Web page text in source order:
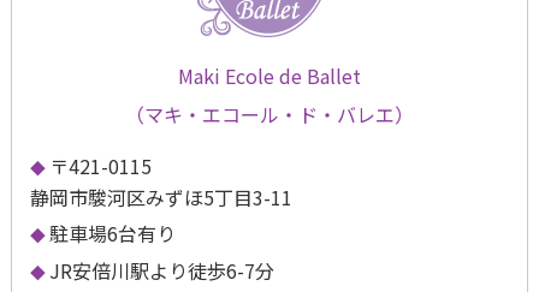
Maki Ecole de Ballet
（マキ・エコール・ド・バレエ）
〒421-0115
静岡市駿河区みずほ5丁目3-11
駐車場6台有り
JR安倍川駅より徒歩6-7分